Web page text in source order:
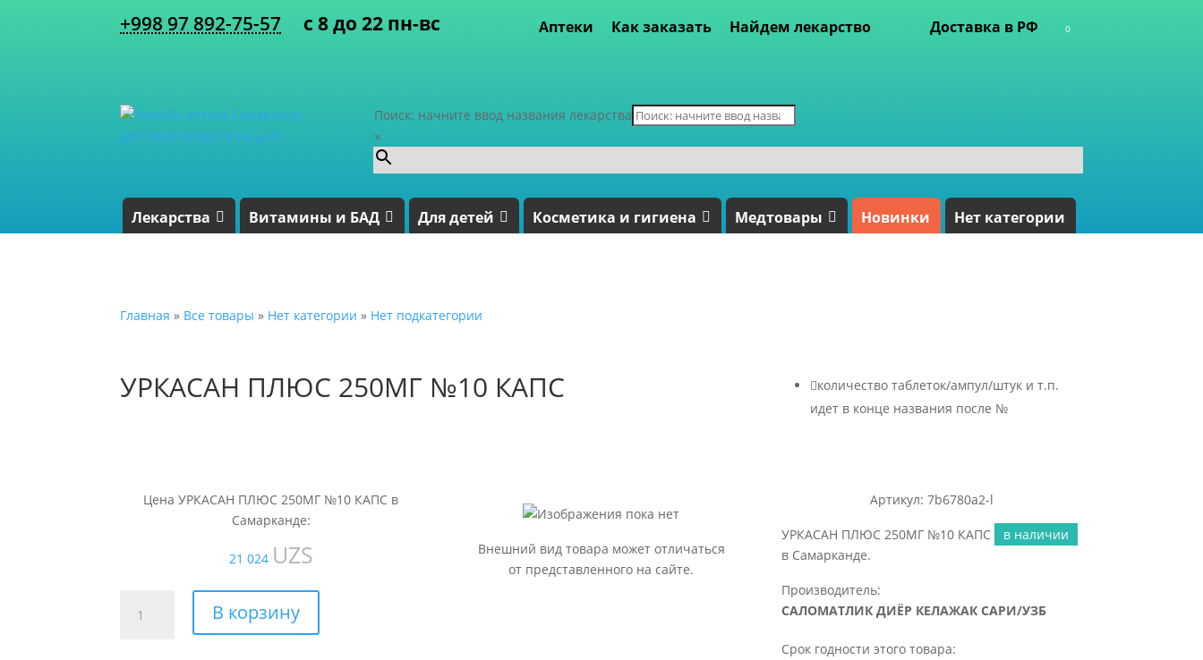
+998 97 892-75-57 с 8 до 22 пн-вс Аптеки Как заказать Найдем лекарство Доставка в РФ 0
Поиск: начните ввод названия лекарства
×
Лекарства Витамины и БАД Для детей Косметика и гигиена Медтовары Новинки Нет категории
Главная » Все товары » Нет категории » Нет подкатегории
УРКАСАН ПЛЮС 250МГ №10 КАПС количество таблеток/ампул/штук и т.п.
идет в конце названия после №
Цена УРКАСАН ПЛЮС 250МГ №10 КАПС в
Самарканде:
21 024 UZS
товара
В корзину
Внешний вид товара может отличаться
от представленного на сайте.
Артикул: 7b6780a2-l
УРКАСАН ПЛЮС 250МГ №10 КАПС
в наличии
в Самарканде.
Производитель:
САЛОМАТЛИК ДИЁР КЕЛАЖАК САРИ/УЗБ
Срок годности этого товара: